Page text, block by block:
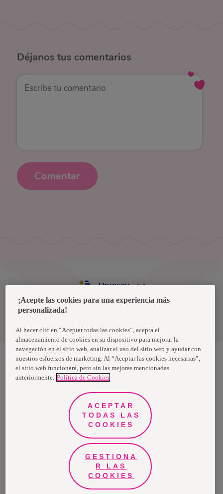
Déjanos tus comentarios
Comentar
Política de privacidad de datos
Uruguay
Nosotras, una marca de Essity - una compañía global líder en
higiene y salud. Cada día, mil millones de personas, en todo el
propósito es romper barreras por el bienestar en beneficio de
consumidores, pacientes, cuidadores, clientes y la sociedad en
general. Vendemos en aproximadamente 150 países bajo las
principales marcas globales TENA y Tork, así como otras marcas
como Actimove, Cutimed, JOBST, Knix, Leukoplast, Libero, Libresse,
Lotus, Modibodi, Nosotras, Saba, Tempo, TOM Organic y Zewa. En
2024, Essity tuvo ventas de aproximadamente 13 mil millones de
euros y empleó a 36,000 personas. La sede de la compañía está
ubicada en Estocolmo, Suecia, y Essity cotiza en Nasdaq Estocolmo.
Más información enwww.essity.com.
¡Acepte las cookies para una experiencia más
personalizada!
Al hacer clic en “Aceptar todas las cookies”, acepta el
almacenamiento de cookies en su dispositivo para mejorar la
navegación en el sitio web, analizar el uso del sitio web y ayudar con
nuestros esfuerzos de marketing. Al “Aceptar las cookies necesarias”,
el sitio web funcionará, pero sin las mejoras mencionadas
anteriormente. Política de Cookies
ACEPTAR
TODAS LAS
COOKIES
GESTIONA
R LAS
COOKIES